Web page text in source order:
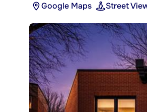
Google Maps
Street